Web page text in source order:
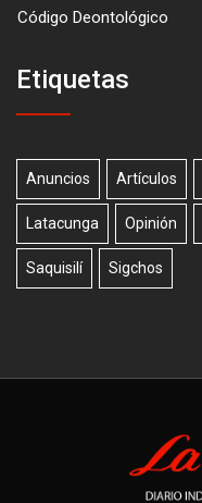
Código Deontológico
Etiquetas
Anuncios Artículos
Latacunga Opinión
Saquisilí Sigchos